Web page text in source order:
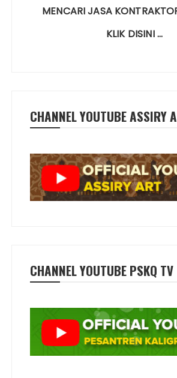
MENCARI JASA
KLIK DISINI …
CHANNEL YOUTUBE ASSIRY
CHANNEL YOUTUBE PSKQ TV